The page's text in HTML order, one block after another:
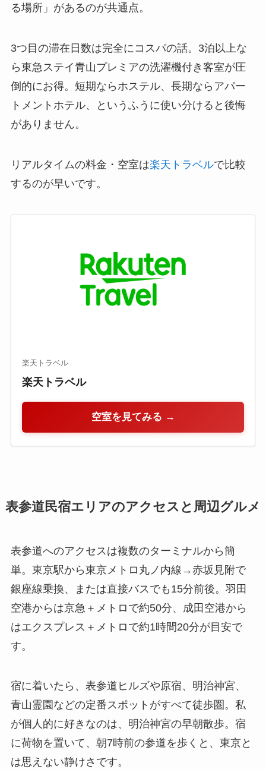
る場所」があるのが共通点。
3つ目の滞在日数は完全にコスパの話。3泊以上な
ら東急ステイ青山プレミアの洗濯機付き客室が圧
倒的にお得。短期ならホステル、長期ならアパー
トメントホテル、というふうに使い分けると後悔
がありません。
リアルタイムの料金・空室は楽天トラベルで比較
するのが早いです。
楽天トラベル
楽天トラベル
空室を見てみる →
表参道民宿エリアのアクセスと周辺グルメ
表参道へのアクセスは複数のターミナルから簡
単。東京駅から東京メトロ丸ノ内線→赤坂見附で
銀座線乗換、または直接バスでも15分前後。羽田
空港からは京急＋メトロで約50分、成田空港から
はエクスプレス＋メトロで約1時間20分が目安で
す。
宿に着いたら、表参道ヒルズや原宿、明治神宮、
青山霊園などの定番スポットがすべて徒歩圏。私
が個人的に好きなのは、明治神宮の早朝散歩。宿
に荷物を置いて、朝7時前の参道を歩くと、東京と
は思えない静けさです。